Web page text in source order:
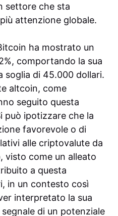
settore che sta
attenzione globale.
ha mostrato un
comportando la sua
soglia di 45.000 dollari.
altcoin, come
seguito questa
può ipotizzare che la
favorevole o di
alle criptovalute da
visto come un alleato
a questa
in un contesto così
interpretato la sua
di un potenziale